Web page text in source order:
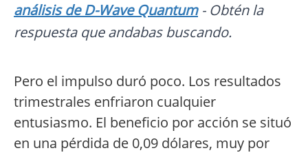
análisis de D-Wave Quantum- Obtén la
respuesta que andabas buscando.
Pero el impulso duró poco. Los resultados
trimestrales enfriaron cualquier
entusiasmo. El beneficio por acción se situó
en una pérdida de 0,09 dólares, muy por